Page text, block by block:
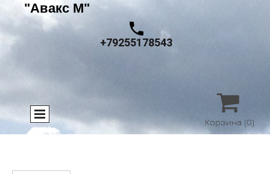
"Авакс М"
+79255178543

Корзина (0)